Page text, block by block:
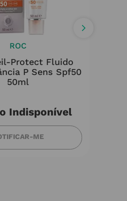
ROC
Protect Fluido
P Sens Spf50
50ml
Indisponível
ME